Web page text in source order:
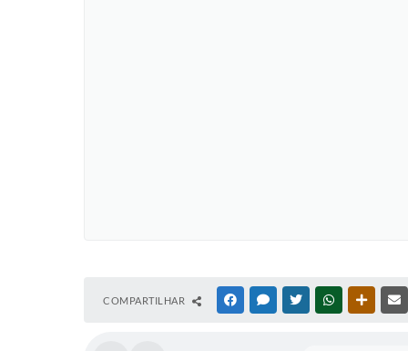
COMPARTILHAR FACEBOOKMESSENGER
TWITTERWHATSAPP